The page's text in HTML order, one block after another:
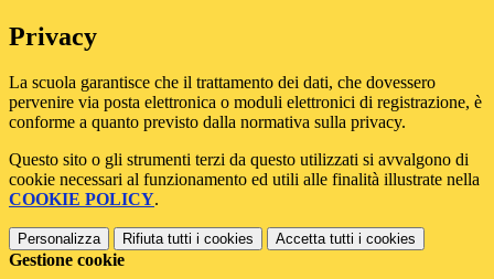
Privacy
La scuola garantisce che il trattamento dei dati, che dovessero
pervenire via posta elettronica o moduli elettronici di registrazione, è
conforme a quanto previsto dalla normativa sulla privacy.
Questo sito o gli strumenti terzi da questo utilizzati si avvalgono di
cookie necessari al funzionamento ed utili alle finalità illustrate nella
COOKIE POLICY.
Personalizza Rifiuta tutti i cookies Accetta tutti i cookies
Gestione cookie